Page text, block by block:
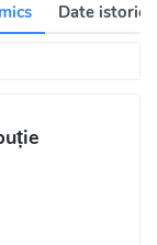
Date istorice